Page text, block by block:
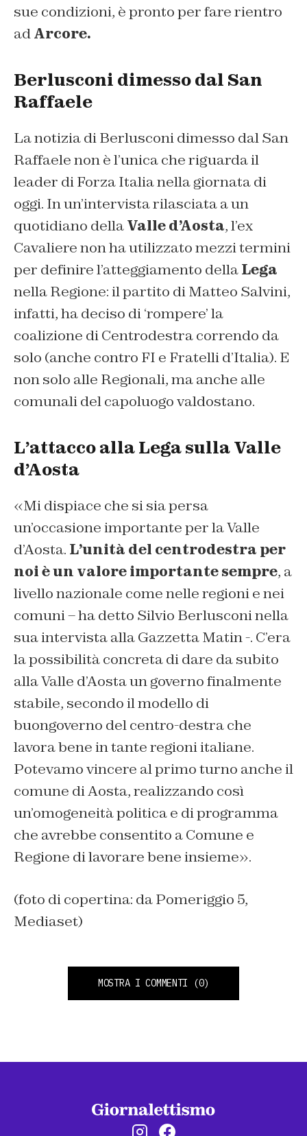
sue condizioni, è pronto per fare rientro
adArcore.
Berlusconi dimesso dal San
Raffaele
La notizia di Berlusconi dimesso dal San
Raffaele non è l’unica che riguarda il
leader di Forza Italia nella giornata di
oggi. In un’intervista rilasciata a un
quotidiano dellaValle d’Aosta, l’ex
Cavaliere non ha utilizzato mezzi termini
per definire l’atteggiamento dellaLega
nella Regione: il partito di Matteo Salvini,
infatti, ha deciso di ‘rompere’ la
coalizione di Centrodestra correndo da
solo (anche contro FI e Fratelli d’Italia). E
non solo alle Regionali, ma anche alle
comunali del capoluogo valdostano.
L’attacco alla Lega sulla Valle
d’Aosta
«Mi dispiace che si sia persa
un’occasione importante per la Valle
d’Aosta. L’unità del centrodestra per
noi è un valore importante sempre, a
livello nazionale come nelle regioni e nei
comuni – ha detto Silvio Berlusconi nella
sua intervista allaGazzetta Matin-. C’era
la possibilità concreta di dare da subito
alla Valle d’Aosta un governo finalmente
stabile, secondo il modello di
buongoverno del centro-destra che
lavora bene in tante regioni italiane.
Potevamo vincere al primo turno anche il
comune di Aosta, realizzando così
un’omogeneità politica e di programma
che avrebbe consentito a Comune e
Regione di lavorare bene insieme».
(foto di copertina: da Pomeriggio 5,
Mediaset)
MOSTRA I COMMENTI (0)